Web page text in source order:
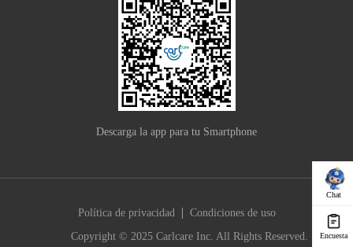
Chat
Encuesta
Descarga la app para tu Smartphone
Política de privacidad | Condiciones de uso
Copyright © 2025 Carlcare Inc. All Rights Reserved.